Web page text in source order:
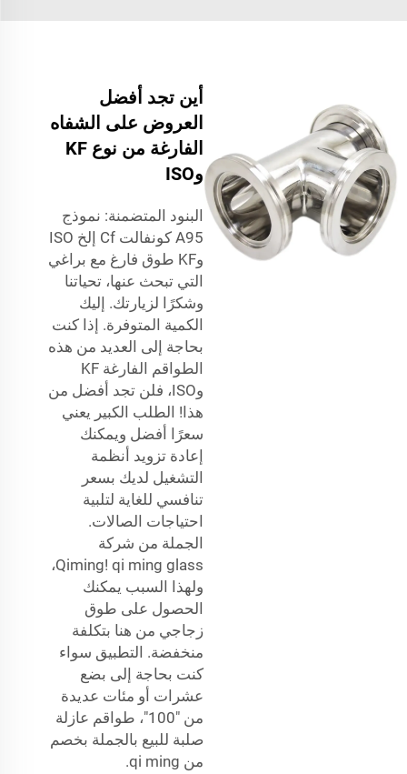
أين تجد أفضل
العروض على الشفاه
الفارغة من نوع KF
وISO
البنود المتضمنة: نموذج
A95 كونفالت Cf إلخ ISO
وKF طوق فارغ مع براغي
التي تبحث عنها، تحياتنا
وشكرًا لزيارتك. إليك
الكمية المتوفرة. إذا كنت
بحاجة إلى العديد من هذه
الطواقم الفارغة KF
وISO، فلن تجد أفضل من
هذا! الطلب الكبير يعني
سعرًا أفضل ويمكنك
إعادة تزويد أنظمة
التشغيل لديك بسعر
تنافسي للغاية لتلبية
احتياجات الصالات.
الجملة من شركة
Qiming! qi ming glass،
ولهذا السبب يمكنك
الحصول على طوق
زجاجي من هنا بتكلفة
منخفضة. التطبيق سواء
كنت بحاجة إلى بضع
عشرات أو مئات عديدة
من "100"، طواقم عازلة
صلبة للبيع بالجملة بخصم
من qi ming.